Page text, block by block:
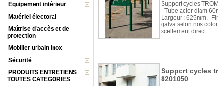
Equipement intérieur
Matériel électoral
Maîtrise d'accès et de
protection
Mobilier urbain inox
Sécurité
PRODUITS ENTRETIENS
TOUTES CATEGORIES
Support cycles
- Tube acier diam
Largeur : 625mm.-
galva selon nos
scellement direct.
Support cycles
8201050